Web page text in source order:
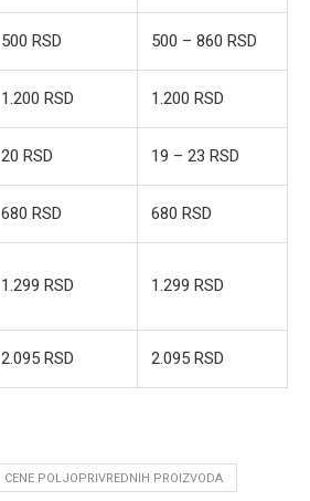
500 RSD 500 – 860 RSD
1.200 RSD 1.200 RSD
20 RSD 19 – 23 RSD
680 RSD 680 RSD
1.299 RSD 1.299 RSD
2.095 RSD 2.095 RSD
CENE POLJOPRIVREDNIH PROIZVODA